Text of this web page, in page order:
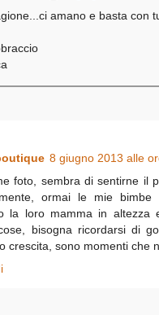
amano e basta con
8 giugno 2013 alle
foto, sembra di sentirne il
ormai le mie bimbe
la loro mamma in altezza
bisogna ricordarsi di
crescita, sono momenti che